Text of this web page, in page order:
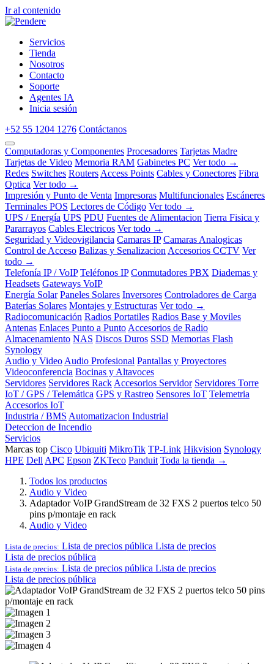
Ir al contenido
Servicios
Tienda
Nosotros
Contacto
Soporte
Agentes IA
Inicia sesión
+52 55 1204 1276 Contáctanos
Computadoras y Componentes Procesadores Tarjetas Madre
Tarjetas de Video Memoria RAM Gabinetes PC Ver todo →
Redes Switches Routers Access Points Cables y Conectores Fibra
Optica Ver todo →
Impresión y Punto de Venta Impresoras Multifuncionales Escáneres
Terminales POS Lectores de Código Ver todo →
UPS / Energía UPS PDU Fuentes de Alimentacion Tierra Fisica y
Pararrayos Cables Electricos Ver todo →
Seguridad y Videovigilancia Camaras IP Camaras Analogicas
Control de Acceso Balizas y Senalizacion Accesorios CCTV Ver
todo →
Telefonía IP / VoIP Teléfonos IP Conmutadores PBX Diademas y
Headsets Gateways VoIP
Energía Solar Paneles Solares Inversores Controladores de Carga
Baterías Solares Montajes y Estructuras Ver todo →
Radiocomunicación Radios Portatiles Radios Base y Moviles
Antenas Enlaces Punto a Punto Accesorios de Radio
Almacenamiento NAS Discos Duros SSD Memorias Flash
Synology
Audio y Video Audio Profesional Pantallas y Proyectores
Videoconferencia Bocinas y Altavoces
Servidores Servidores Rack Accesorios Servidor Servidores Torre
IoT / GPS / Telemática GPS y Rastreo Sensores IoT Telemetria
Accesorios IoT
Industria / BMS Automatizacion Industrial
Deteccion de Incendio
Servicios
Marcas top Cisco Ubiquiti MikroTik TP-Link Hikvision Synology
HPE Dell APC Epson ZKTeco Panduit Toda la tienda →
Todos los productos
Audio y Video
Adaptador VoIP GrandStream de 32 FXS 2 puertos telco 50
pins p/montaje en rack
Audio y Video
Lista de precios: Lista de precios pública Lista de precios
Lista de precios pública
Lista de precios: Lista de precios pública Lista de precios
Lista de precios pública